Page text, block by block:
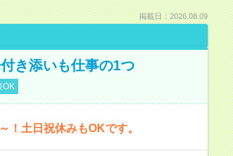
掲載日：2026.08.09
き添いも仕事の1つ
OK
土日祝休みもOKです。